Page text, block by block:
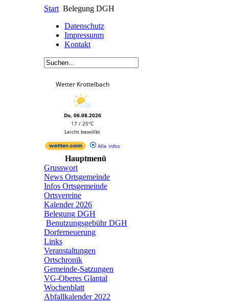
Start Belegung DGH
Datenschutz
Impressunm
Kontakt
Wetter Krottelbach
Do, 06.08.2026
17 / 25°C
Leicht bewölkt
Alle Infos
Hauptmenü
Grusswort
News Ortsgemeinde
Infos Ortsgemeinde
Ortsvereine
Kalender 2026
Belegung DGH
Benutzungsgebühr DGH
Dorferneuerung
Links
Veranstaltungen
Ortschronik
Gemeinde-Satzungen
VG-Oberes Glantal
Wochenblatt
Abfallkalender 2022